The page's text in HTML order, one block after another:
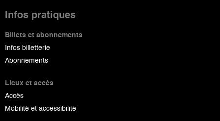
Infos pratiques
Billets et abonnements
Infos billetterie
Abonnements
Lieux et accès
Accès
Mobilité et accessibilité